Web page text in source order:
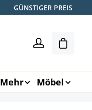
GÜNSTIGER PREIS
Mehr Möbel